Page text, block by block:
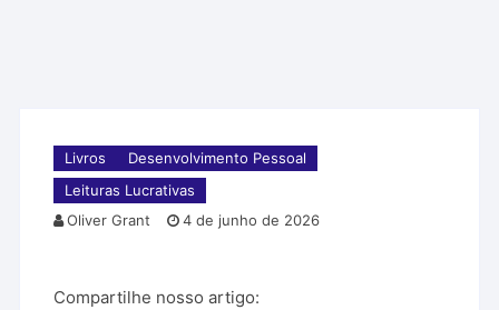
Livros
Desenvolvimento Pessoal
Leituras Lucrativas
Oliver Grant
4 de junho de 2026
Compartilhe nosso artigo: